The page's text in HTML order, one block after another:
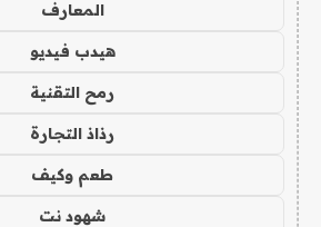
المعارف
هيدب فيديو
رمح التقنية
رذاذ التجارة
طعم وكيف
شهود نت